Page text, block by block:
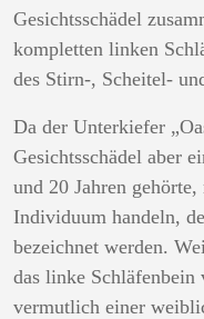
Gesichtsschädel
kompletten linken
des Stirn-, Scheitel-
Da der Unterkiefer
Gesichtsschädel aber
und 20 Jahren
Individuum handeln,
bezeichnet werden.
das linke Schläfenbein
vermutlich einer